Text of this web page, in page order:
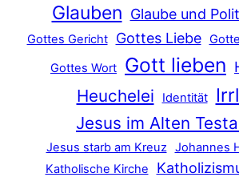
Glauben Glaube und
Gottes Gericht Gottes Liebe
Gottes Wort
Gott lieben
Heuchelei Identität
Jesus im Alten
Jesus starb am Kreuz Johannes
Katholische Kirche